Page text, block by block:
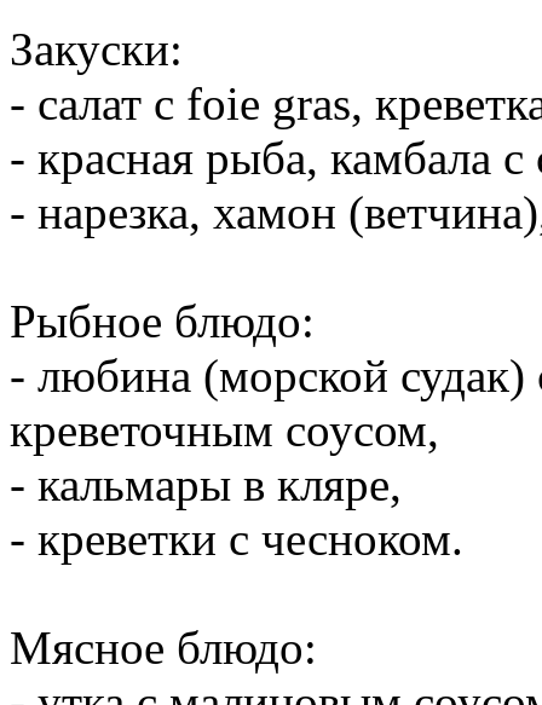
Закуски:
- салат с foie gras,
- красная рыба, камбала с
- нарезка, хамон
Рыбное блюдо:
- любина (морской
креветочным соусом,
- кальмары в кляре,
- креветки с чесноком.
Мясное блюдо: